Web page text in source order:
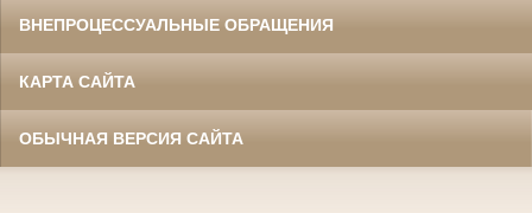
ВНЕПРОЦЕССУАЛЬНЫЕ ОБРАЩЕНИЯ
КАРТА САЙТА
ОБЫЧНАЯ ВЕРСИЯ САЙТА